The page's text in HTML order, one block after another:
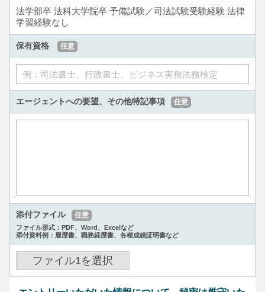
法学部卒 法科大学院卒 予備試験／司法試験受験経験 法律
学習経験なし
保有資格 任意
エージェントへの要望、 その他特記事項 任意
添付ファイル 任意
ファイル形式：PDF、Word、Excelなど
添付資料例：履歴書、職務経歴書、各種成績証明書など
ファイル1を選択